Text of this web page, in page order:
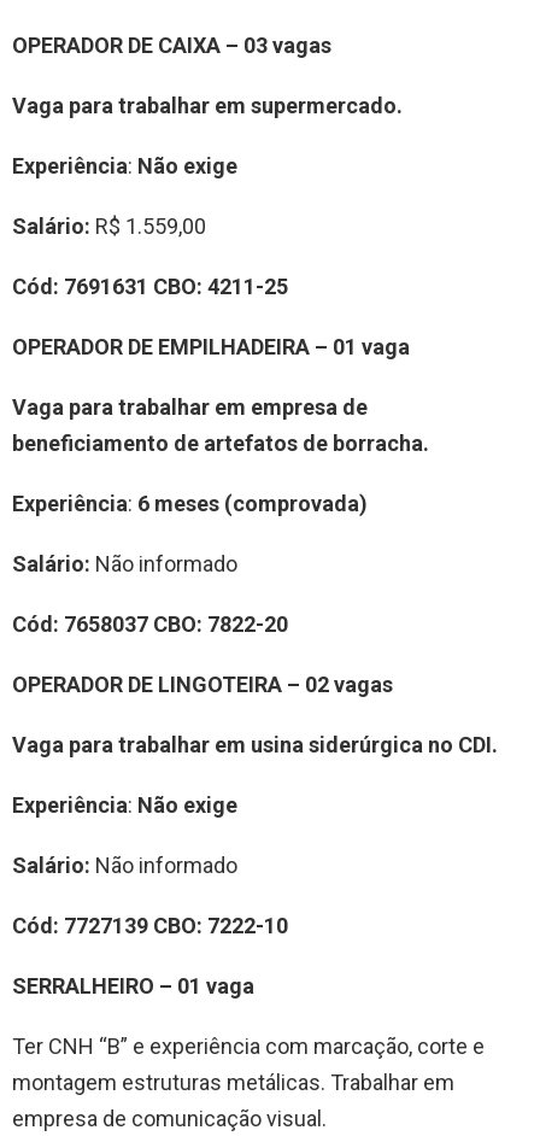
OPERADOR DE CAIXA – 03vagas
Vaga para trabalhar em supermercado.
Experiência: Não exige
Salário: R$ 1.559,00
Cód: 7691631 CBO: 4211-25
OPERADOR DE EMPILHADEIRA – 01 vaga
Vaga para trabalhar em empresa de
beneficiamento de artefatos de borracha.
Experiência: 6 meses (comprovada)
Salário: Não informado
Cód: 7658037 CBO: 7822-20
OPERADOR DE LINGOTEIRA – 02vagas
Vaga para trabalhar em usina siderúrgica no CDI.
Experiência: Não exige
Salário: Não informado
Cód: 7727139 CBO: 7222-10
SERRALHEIRO – 01 vaga
Ter CNH “B” e experiência com marcação, corte e
montagem estruturas metálicas. Trabalhar em
empresa de comunicação visual.